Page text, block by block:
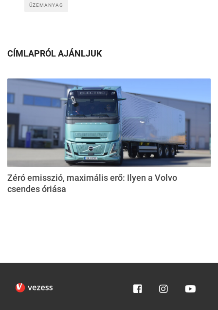
ÜZEMANYAG
CÍMLAPRÓL AJÁNLJUK
Zéró emisszió, maximális erő: Ilyen a Volvo
csendes óriása